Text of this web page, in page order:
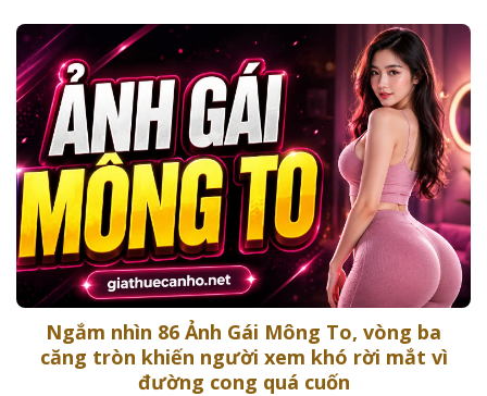
Ngắm nhìn 86 Ảnh Gái Mông To, vòng ba
căng tròn khiến người xem khó rời mắt vì
đường cong quá cuốn